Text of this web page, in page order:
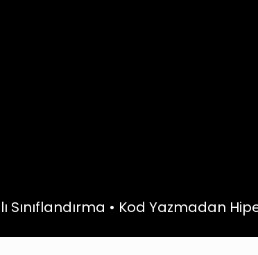
Sınıflandırma • Kod Yazmadan